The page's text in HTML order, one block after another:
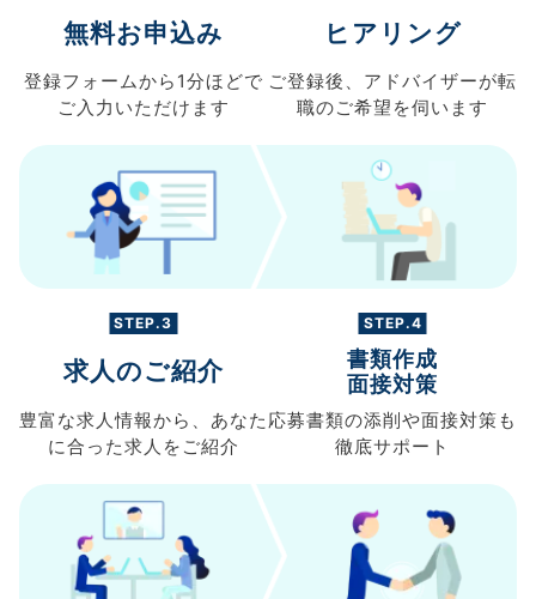
無料お申込み
登録フォームから 1分ほどで
ご入力 いただけます
ヒアリング
ご登録後、 アドバイザーが転
職のご希望を伺います
STEP.3
求人のご紹介
豊富な求人情報から、 あなた
に合った求人を ご紹介
STEP.4
書類作成
面接対策
応募書類の添削や面接対策も
徹底サポート